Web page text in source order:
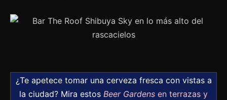
¿Te apetece tomar una cerveza fresca con vistas a
la ciudad? Mira estos Beer Gardens en terrazas y